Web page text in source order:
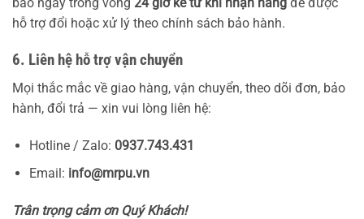
báo ngay trong vòng 24 giờ kể từ khi nhận hàng để được
hỗ trợ đổi hoặc xử lý theo chính sách bảo hành.
6. Liên hệ hỗ trợ vận chuyển
Mọi thắc mắc về giao hàng, vận chuyển, theo dõi đơn, bảo
hành, đổi trả — xin vui lòng liên hệ:
Hotline / Zalo: 0937.743.431
Email: info@mrpu.vn
Trân trọng cảm ơn Quý Khách!